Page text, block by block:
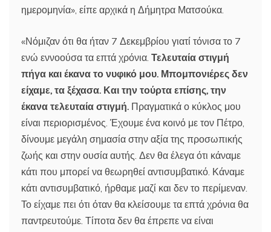
ημερομηνία», είπε αρχικά η Δήμητρα Ματσούκα.
«Νόμιζαν ότι θα ήταν 7 Δεκεμβρίου γιατί τόνισα το 7
ενώ εννοούσα τα επτά χρόνια. Τελευταία στιγμή
πήγα και έκανα το νυφικό μου. Μπομπονιέρες δεν
είχαμε, τα ξέχασα. Και την τούρτα επίσης, την
έκανα τελευταία στιγμή. Πραγματικά ο κύκλος μου
είναι περιορισμένος. Έχουμε ένα κοινό με τον Πέτρο,
δίνουμε μεγάλη σημασία στην αξία της προσωπικής
ζωής και στην ουσία αυτής. Δεν θα έλεγα ότι κάναμε
κάτι που μπορεί να θεωρηθεί αντισυμβατικό. Κάναμε
κάτι αντισυμβατικό, ήρθαμε μαζί και δεν το περίμεναν.
Το είχαμε πει ότι όταν θα κλείσουμε τα επτά χρόνια θα
παντρευτούμε. Τίποτα δεν θα έπρεπε να είναι